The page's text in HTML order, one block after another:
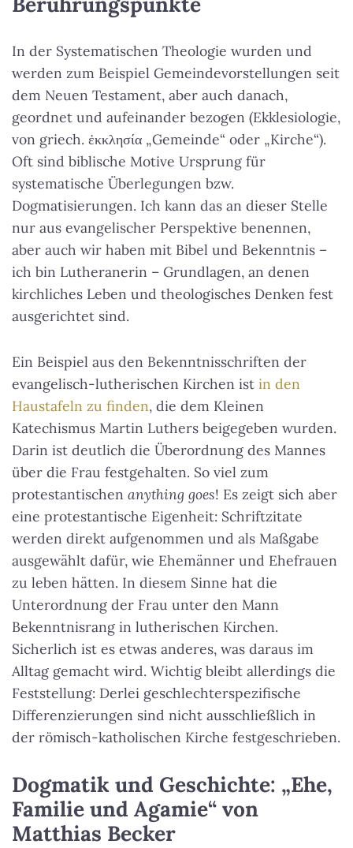
In der Systematischen Theologie wurden und
werden zum Beispiel Gemeindevorstellungen seit
dem Neuen Testament, aber auch danach,
geordnet und aufeinander bezogen (Ekklesiologie,
von griech. ἐκκλησία „Gemeinde“ oder „Kirche“).
Oft sind biblische Motive Ursprung für
systematische Überlegungen bzw.
Dogmatisierungen. Ich kann das an dieser Stelle
nur aus evangelischer Perspektive benennen,
aber auch wir haben mit Bibel und Bekenntnis –
ich bin Lutheranerin – Grundlagen, an denen
kirchliches Leben und theologisches Denken fest
ausgerichtet sind.
Ein Beispiel aus den Bekenntnisschriften der
evangelisch-lutherischen Kirchen ist in den
Haustafeln zu finden, die dem Kleinen
Katechismus Martin Luthers beigegeben wurden.
Darin ist deutlich die Überordnung des Mannes
über die Frau festgehalten. So viel zum
protestantischen anything goes! Es zeigt sich aber
eine protestantische Eigenheit: Schriftzitate
werden direkt aufgenommen und als Maßgabe
ausgewählt dafür, wie Ehemänner und Ehefrauen
zu leben hätten. In diesem Sinne hat die
Unterordnung der Frau unter den Mann
Bekenntnisrang in lutherischen Kirchen.
Sicherlich ist es etwas anderes, was daraus im
Alltag gemacht wird. Wichtig bleibt allerdings die
Feststellung: Derlei geschlechterspezifische
Differenzierungen sind nicht ausschließlich in
der römisch-katholischen Kirche festgeschrieben.
Dogmatik und Geschichte: „Ehe,
Familie und Agamie“ von
Matthias Becker